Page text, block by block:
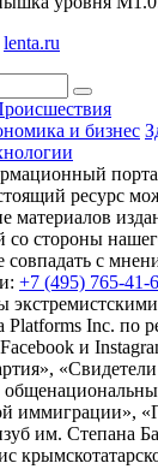
lenta.ru
и бизнес
ресурс
материалов
со стороны
с
+7 (495) 765-41-
Platforms Inc. по
и
иммиграции»,
им. Степана